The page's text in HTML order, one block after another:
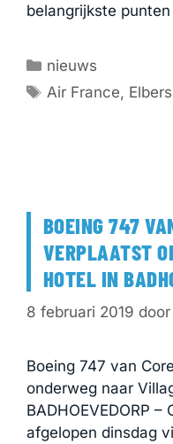
belangrijkste
Categorieën
nieuws
Tags
Air France, Elbers
BOEING 747
VERPLAATST
HOTEL IN
8 februari 2019 door
Boeing 747 van
onderweg naar
BADHOEVEDORP
afgelopen dinsdag